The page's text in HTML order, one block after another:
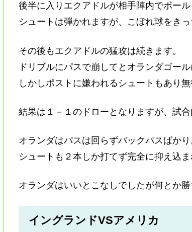
後半に入りエクアドルが相手陣内でボール
シュートは弾かれますが、こぼれ球をき
その後もエクアドルの猛攻は続きます。
ドリブルにパスで崩してとオランダゴール
しかしポストに嫌われるシュートもあり無
結果は１－１のドローとなりますが、試合
オランダはパスは回らずバックパスばかり
シュートも２本しか打てず完全に抑え込ま
オランダはいいとこなしでしたが何とか勝
イングランドVSアメリカ